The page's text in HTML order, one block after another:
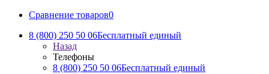
Сравнение товаров0
8 (800) 250 50 06Бесплатный единый
Назад
Телефоны
8 (800) 250 50 06Бесплатный единый